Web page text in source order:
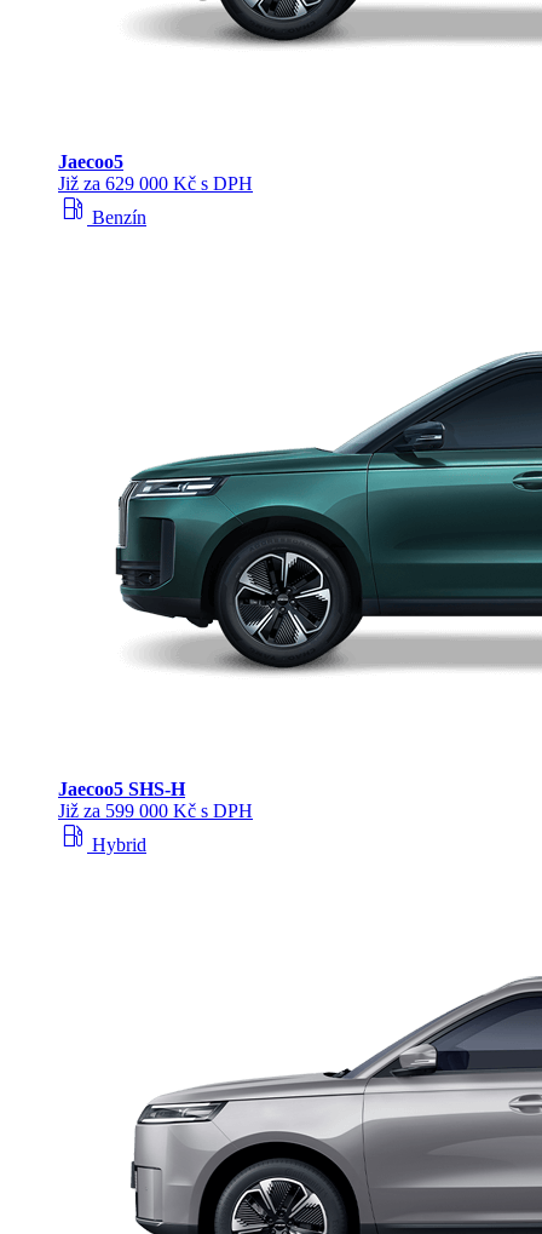
Jaecoo5
Již za 629 000 Kč s DPH
local_gas_station Benzín
Jaecoo5 SHS-H
Již za 599 000 Kč s DPH
local_gas_station Hybrid